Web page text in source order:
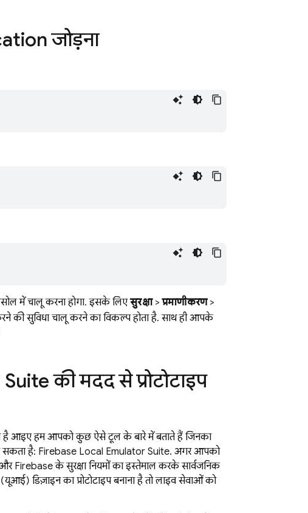
जोड़ना
में चालू करना होगा. इसके लिए,सुरक्षा>प्रमाणीकरण>
की सुविधा चालू करने का विकल्प होता है. साथ ही, आपके
की मदद से प्रोटोटाइप
है, आइए हम आपको कुछ ऐसे टूल के बारे में बताते हैं जिनका
जा सकता है: Firebase Local Emulator Suite. अगर आपको
Firebase के सुरक्षा नियमों का इस्तेमाल करके सार्वजनिक
डिज़ाइन का प्रोटोटाइप बनाना है, तो लाइव सेवाओं को